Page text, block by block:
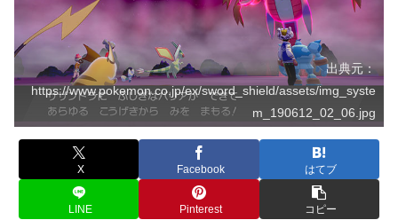
出典元：
https://www.pokemon.co.jp/ex/sword_shield/assets/img_syste
m_190612_02_06.jpg
X Facebook はてブ
LINE Pinterest コピー